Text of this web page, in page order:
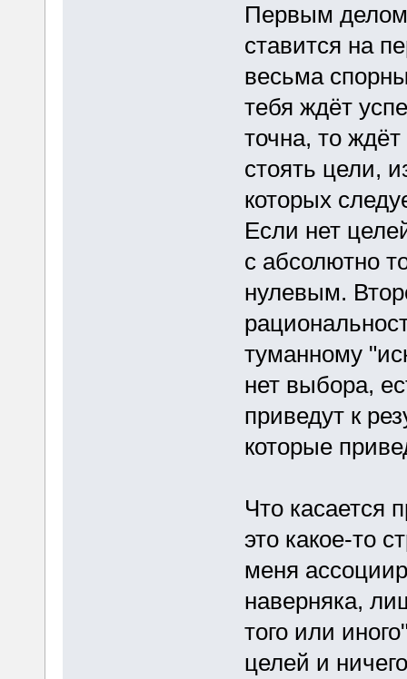
Первым делом
ставится на
весьма
тебя ждёт
точна, то
стоять цели,
которых
Если нет
с абсолютно
нулевым.
туманному
нет выбора,
приведут к
которые
Что касается
это какое-то
меня
наверняка,
того или
целей и